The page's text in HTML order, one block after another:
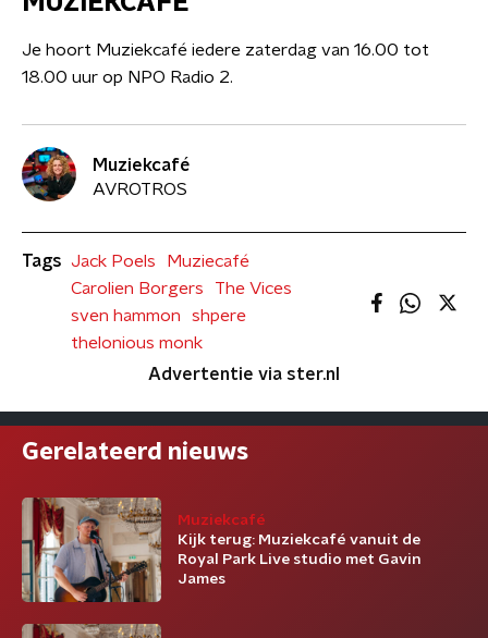
Je hoort Muziekcafé iedere zaterdag van 16.00 tot
18.00 uur op NPO Radio 2.
Muziekcafé
AVROTROS
Tags Jack Poels
Muziecafé
Carolien Borgers
The Vices
sven hammon
shpere
thelonious monk
Advertentie via ster.nl
Gerelateerd nieuws
Muziekcafé
Kijk terug: Muziekcafé vanuit de
Royal Park Live studio met Gavin
James